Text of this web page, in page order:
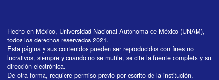
Hecho en México, Universidad Nacional Autónoma de México (UNAM),
todos los derechos reservados 2021.
Esta página y sus contenidos pueden ser reproducidos con fines no
lucrativos, siempre y cuando no se mutile, se cite la fuente completa y su
dirección electrónica.
De otra forma, requiere permiso previo por escrito de la institución.